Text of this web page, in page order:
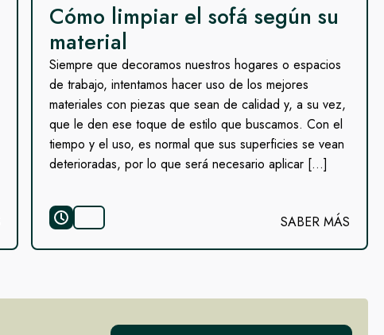
Cómo limpiar el sofá según su
material
Siempre que decoramos nuestros hogares o espacios
de trabajo, intentamos hacer uso de los mejores
materiales con piezas que sean de calidad y, a su vez,
que le den ese toque de estilo que buscamos. Con el
tiempo y el uso, es normal que sus superficies se vean
deterioradas, por lo que será necesario aplicar […]
SABER MÁS